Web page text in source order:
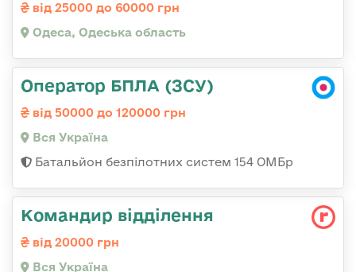
від 25000 до 60000 грн
Одеса, Одеська область
Оператор БПЛА (ЗСУ)
від 50000 до 120000 грн
Вся Україна
Батальйон безпілотних систем 154 ОМБр
Командир відділення
від 20000 грн
Вся Україна